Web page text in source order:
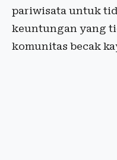
pariwisata untuk
keuntungan yang
komunitas becak